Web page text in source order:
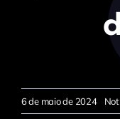
6 de maio de 2024